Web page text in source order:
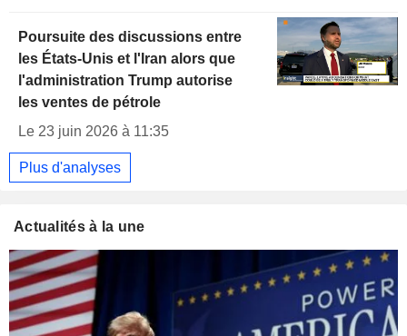
Poursuite des discussions entre
les États-Unis et l'Iran alors que
l'administration Trump autorise
les ventes de pétrole
Le 23 juin 2026 à 11:35
Plus d'analyses
Actualités à la une